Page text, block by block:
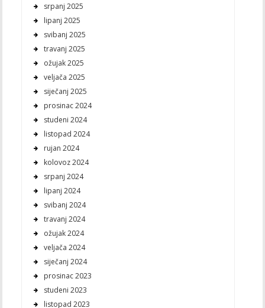
srpanj 2025
lipanj 2025
svibanj 2025
travanj 2025
ožujak 2025
veljača 2025
siječanj 2025
prosinac 2024
studeni 2024
listopad 2024
rujan 2024
kolovoz 2024
srpanj 2024
lipanj 2024
svibanj 2024
travanj 2024
ožujak 2024
veljača 2024
siječanj 2024
prosinac 2023
studeni 2023
listopad 2023